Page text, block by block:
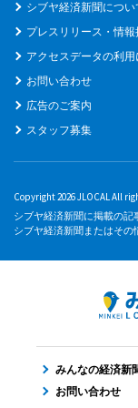
シブヤ経済新聞につい
プレスリリース・情
アクセスデータの利用
お問い合わせ
広告のご案内
スタッフ募集
Copyright 2026 JLOCAL All
シブヤ経済新聞に掲載の
シブヤ経済新聞またはその
みんなの経済新
お問い合わせ